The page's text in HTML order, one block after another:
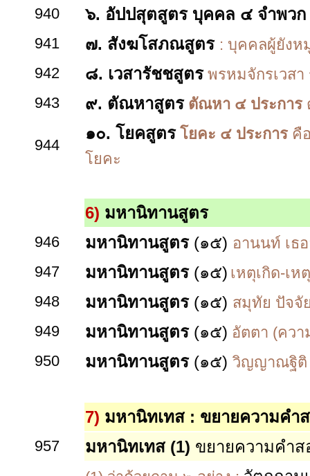
940
๖. อัปปสุตสูตร บุคคล ๔ จำพวก
941 ๗. สังฆโสภณสูตร : บุคคลผู้ยังห
942
๘. เวสารัชชสูตรพรหมจักรเวสา
943
๙. ตัณหาสูตร ตัณหา ๔ ประการ
944
๑๐. โยคสูตร โยคะ ๔ ประการ คื
โยคะ
6) มหานิทานสูตร
946 มหานิทานสูตร (๑๕) อานนท์ เธ
947
มหานิทานสูตร (๑๕) เหตุเกิด-เ
948
มหานิทานสูตร(๑๕) สมุทัย ปัจจั
949
มหานิทานสูตร(๑๕) อัตตา (คว
950
มหานิทานสูตร(๑๕) วิญญาณฐิติ
7) มหานิทเทส : ขยายความคำ
957 มหานิทเทส (1) ขยายความคำ